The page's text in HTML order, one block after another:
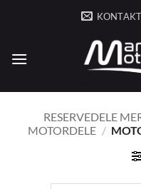
KONTAKT
RESERVEDELE
MOTORDELE /